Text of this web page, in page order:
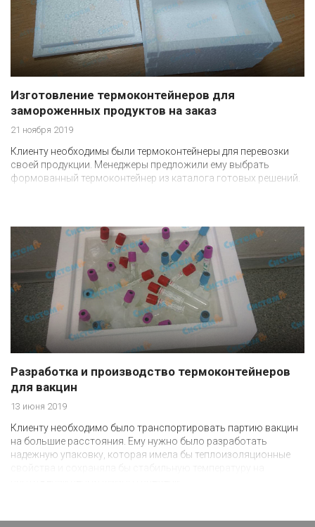
Изготовление термоконтейнеров для
замороженных продуктов на заказ
21 ноября 2019
Клиенту необходимы были термоконтейнеры для перевозки
своей продукции. Менеджеры предложили ему выбрать
формованный термоконтейнер из каталога готовых решений.
Разработка и производство термоконтейнеров
для вакцин
13 июня 2019
Клиенту необходимо было транспортировать партию вакцин
на большие расстояния. Ему нужно было разработать
надежную упаковку, которая имела бы теплоизоляционные